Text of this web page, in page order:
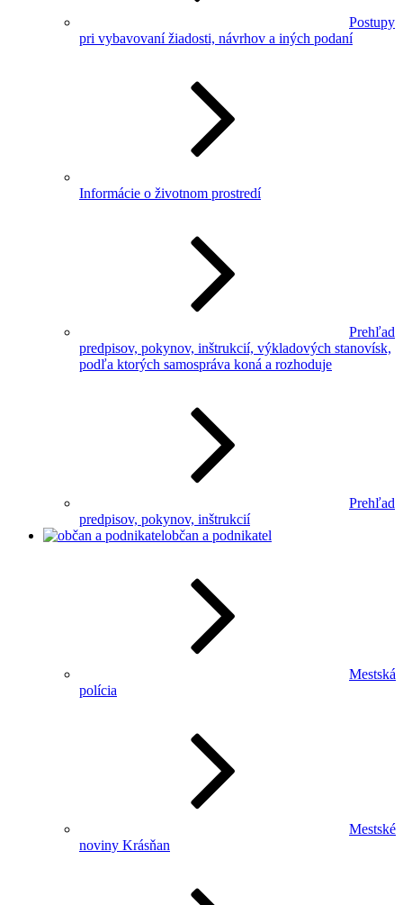
Postupy
pri vybavovaní žiadosti, návrhov a iných podaní
Informácie o životnom prostredí
Prehľad
predpisov, pokynov, inštrukcií, výkladových stanovísk,
podľa ktorých samospráva koná a rozhoduje
Prehľad
predpisov, pokynov, inštrukcií
občan a podnikatel
Mestská
polícia
Mestské
noviny Krásňan